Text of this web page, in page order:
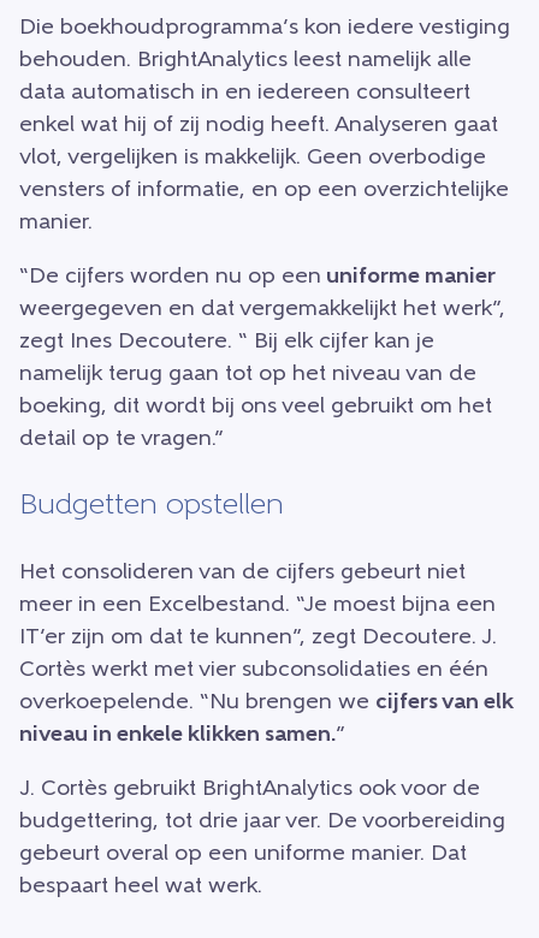
Die boekhoudprogramma’s kon iedere vestiging
behouden. BrightAnalytics leest namelijk alle
data automatisch in en iedereen consulteert
enkel wat hij of zij nodig heeft. Analyseren gaat
vlot, vergelijken is makkelijk. Geen overbodige
vensters of informatie, en op een overzichtelijke
manier.
“De cijfers worden nu op een uniforme manier
weergegeven en dat vergemakkelijkt het werk”,
zegt Ines Decoutere. “ Bij elk cijfer kan je
namelijk terug gaan tot op het niveau van de
boeking, dit wordt bij ons veel gebruikt om het
detail op te vragen.”
Budgetten opstellen
Het consolideren van de cijfers gebeurt niet
meer in een Excelbestand. “Je moest bijna een
IT’er zijn om dat te kunnen”, zegt Decoutere. J.
Cortès werkt met vier subconsolidaties en één
overkoepelende. “Nu brengen we cijfers van elk
niveau in enkele klikken samen.”
J. Cortès gebruikt BrightAnalytics ook voor de
budgettering, tot drie jaar ver. De voorbereiding
gebeurt overal op een uniforme manier. Dat
bespaart heel wat werk.